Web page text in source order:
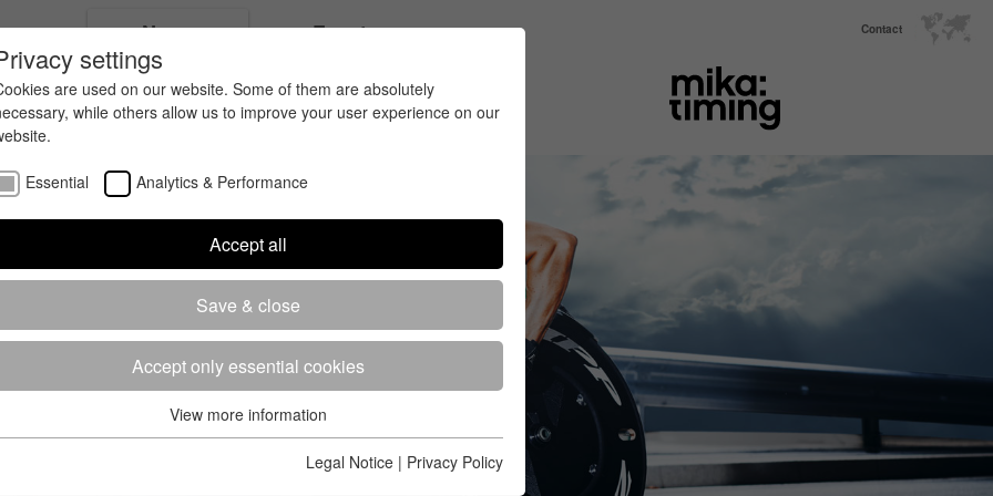
Contact
News Events
settings
are used on our website. Some of them are absolutely
while others allow us to improve your user experience on our
Essential Analytics & Performance
Accept all
Save & close
Accept only essential cookies
Essential cookies are required for the basic functions of the website.
View more information
Legal Notice | Privacy Policy